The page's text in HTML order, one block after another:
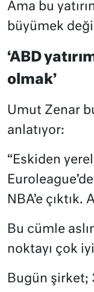
Ama bu
büyümek
‘ABD
olmak’
Umut Zenar
anlatıyor:
“Eskiden
NBA’e
Bu cümle
noktayı çok
Bugün şirket;